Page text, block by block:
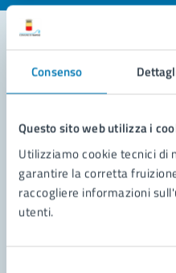
Consenso
Questo sito web utilizza i
Utilizziamo cookie tecnici di
garantire la corretta
raccogliere informazioni
utenti.
Contatta il comune
Richiedi assistenza
Prenota
Problemi in città